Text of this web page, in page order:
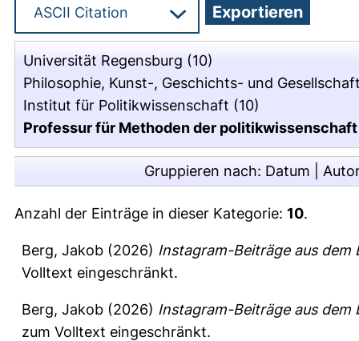
Universität Regensburg (10)
Philosophie, Kunst-, Geschichts- und
Institut für Politikwissenschaft (10)
Professur für Methoden der politikwissenschaft
Gruppieren nach: Datum
Anzahl der Einträge in dieser Kategorie: 10.
Berg, Jakob (2026) Instagram-Beiträge aus
Volltext eingeschränkt.
Berg, Jakob (2026) Instagram-Beiträge aus
zum Volltext eingeschränkt.